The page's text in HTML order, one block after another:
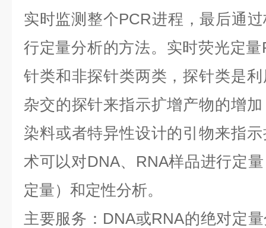
实时监测整个PCR进程，最后通
行定量分析的方法。实时荧光定量
针类和非探针类两类，探针类是
杂交的探针来指示扩增产物的增
染料或者特异性设计的引物来指
术可以对DNA、 RNA样品进行定
定量）和定性分析。
主要服务： DNA或RNA的绝对定